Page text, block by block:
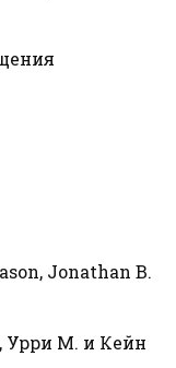
Jonathan B.
Урри М. и Кейн